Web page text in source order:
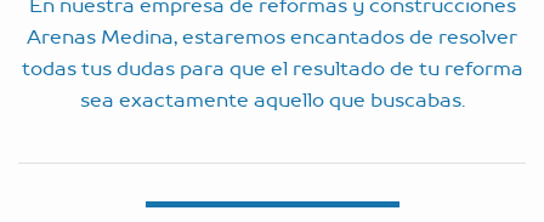
En nuestra empresa de reformas y construcciones
Arenas Medina, estaremos encantados de resolver
todas tus dudas para que el resultado de tu reforma
sea exactamente aquello que buscabas.